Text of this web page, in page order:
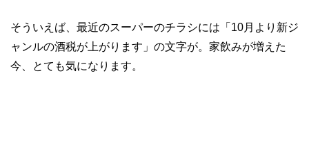
そういえば、最近のスーパーのチラシには「10月より新ジ
ャンルの酒税が上がります」の文字が。家飲みが増えた
今、とても気になります。